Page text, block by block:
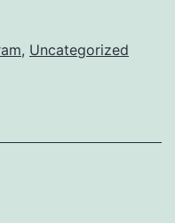
, Uncategorized